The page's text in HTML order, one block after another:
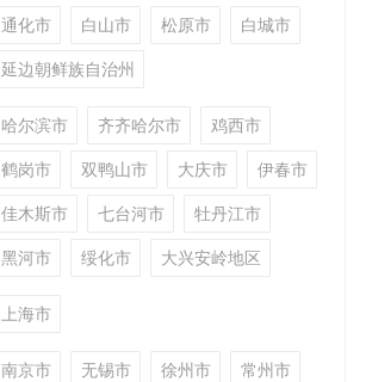
通化市
白山市 松原市
白城市
延边朝鲜族自治州
哈尔滨市 齐齐哈尔市
鸡西市
鹤岗市
双鸭山市 大庆市
伊春市
佳木斯市
七台河市
牡丹江市
黑河市
绥化市 大兴安岭地区
上海市
南京市 无锡市 徐州市
常州市